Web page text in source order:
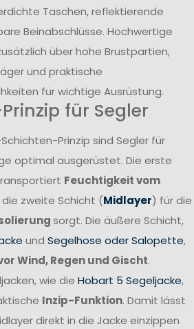
Taschen, reflektierende
Beinabschlüsse. Hochwertige
über hohe Brustpartien,
und praktische
für wichtige Ausrüstung.
für Segler
Prinzip sind Segler für
optimal ausgerüstet. Die erste
Feuchtigkeit vom
zweite Schicht (Midlayer) für die
sorgt. Die äußere Schicht,
und Segelhose oder Salopette,
Wind, Regen und Gischt.
wie die Hobart 5 Segeljacke,
Inzip-Funktion. Damit lässt
direkt in die Jacke einzippen